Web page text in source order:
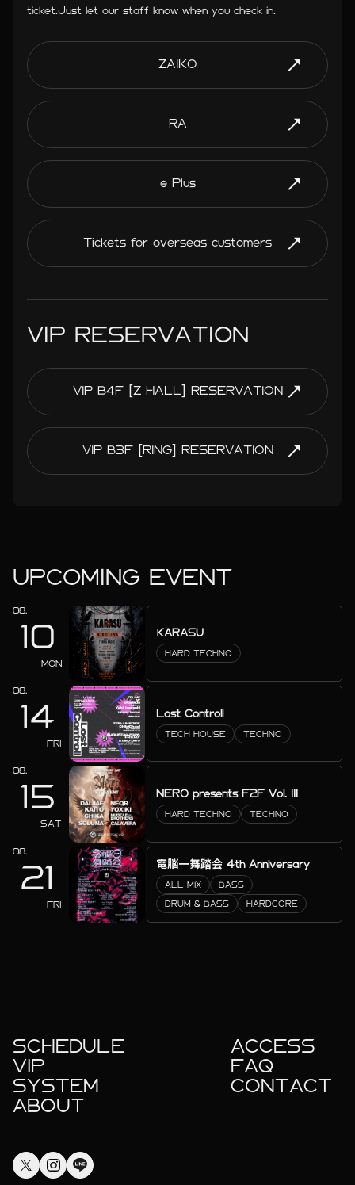
ticket.Just let our staff know when you check in.
ZAIKO
RA
e Plus
Tickets for overseas customers
VIP RESERVATION
VIP B4F [Z HALL] RESERVATION
VIP B3F [RING] RESERVATION
UPCOMING EVENT
08.
10
MON
KARASU
HARD TECHNO
08.
14
FRI
Lost Controll
TECH HOUSE TECHNO
08.
15
SAT
NERO presents F2F Vol. III
HARD TECHNO TECHNO
08.
21
FRI
電脳一舞踏会 4th Anniversary
ALL MIX BASS
DRUM & BASS HARDCORE
SCHEDULE
ACCESS
VIP
FAQ
SYSTEM
CONTACT
ABOUT